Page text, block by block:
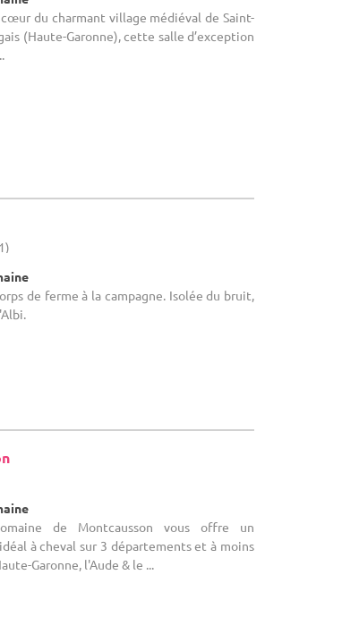
du charmant village médiéval de Saint-
(Haute-Garonne), cette salle d’exception
de ferme à la campagne. Isolée du bruit,
de Montcausson vous offre un
à cheval sur 3 départements et à moins
Garonne, l'Aude & le ...